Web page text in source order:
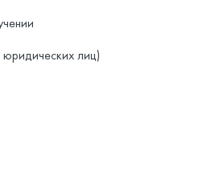
лиц)